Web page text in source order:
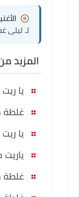
لـ ليلى
المزيد
يا ريت
غلطة
يا ريت
غلطة